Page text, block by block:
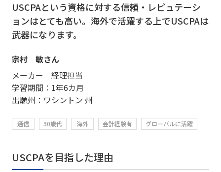
USCPAという資格に対する信頼・レピュテーシ
ョンはとても高い。海外で活躍する上でUSCPAは
武器になります。
宗村 敏さん
メーカー 経理担当
学習期間：1年6カ月
出願州：ワシントン 州
通信 30歳代 海外 会計経験有 グローバルに活躍
USCPAを目指した理由